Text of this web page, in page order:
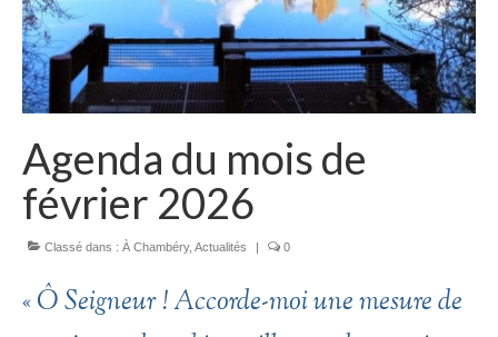
Agenda du mois de
février 2026
Classé dans : À Chambéry, Actualités | 0
« Ô Seigneur ! Accorde-moi une mesure de